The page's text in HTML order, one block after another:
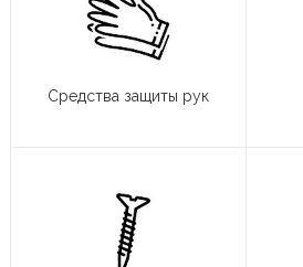
Средства защиты рук